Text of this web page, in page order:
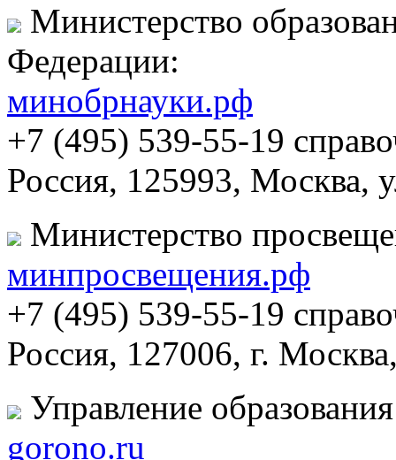
Министерство
Федерации:
минобрнауки.рф
+7 (495) 539-55-19
Россия, 125993, Москва,
Министерство
минпросвещения.рф
+7 (495) 539-55-19
Россия, 127006, г.
Управление
gorono.ru